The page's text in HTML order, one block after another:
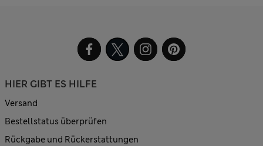
HIER GIBT ES HILFE
Versand
Bestellstatus überprüfen
Rückgabe und Rückerstattungen